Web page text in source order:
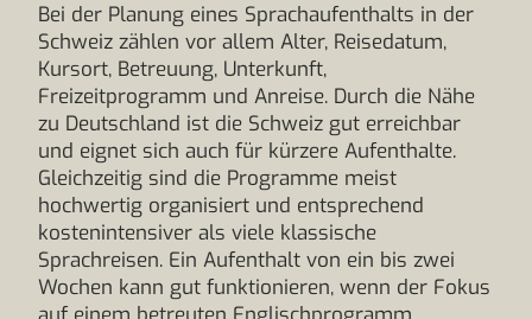
Bei der Planung eines Sprachaufenthalts in der
Schweiz zählen vor allem Alter, Reisedatum,
Kursort, Betreuung, Unterkunft,
Freizeitprogramm und Anreise. Durch die Nähe
zu Deutschland ist die Schweiz gut erreichbar
und eignet sich auch für kürzere Aufenthalte.
Gleichzeitig sind die Programme meist
hochwertig organisiert und entsprechend
kostenintensiver als viele klassische
Sprachreisen. Ein Aufenthalt von ein bis zwei
Wochen kann gut funktionieren, wenn der Fokus